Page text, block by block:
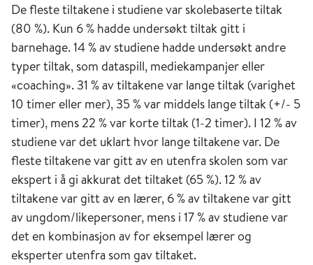
De fleste tiltakene i studiene var skolebaserte tiltak
(80 %). Kun 6 % hadde undersøkt tiltak gitt i
barnehage. 14 % av studiene hadde undersøkt andre
typer tiltak, som dataspill, mediekampanjer eller
«coaching». 31 % av tiltakene var lange tiltak (varighet
10 timer eller mer), 35 % var middels lange tiltak (+/- 5
timer), mens 22 % var korte tiltak (1-2 timer). I 12 % av
studiene var det uklart hvor lange tiltakene var. De
fleste tiltakene var gitt av en utenfra skolen som var
ekspert i å gi akkurat det tiltaket (65 %). 12 % av
tiltakene var gitt av en lærer, 6 % av tiltakene var gitt
av ungdom/likepersoner, mens i 17 % av studiene var
det en kombinasjon av for eksempel lærer og
eksperter utenfra som gav tiltaket.